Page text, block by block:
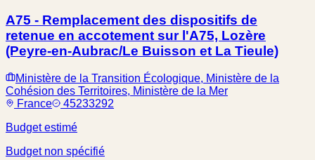
A75 - Remplacement des dispositifs de
retenue en accotement sur l'A75, Lozère
(Peyre-en-Aubrac/Le Buisson et La Tieule)
Ministère de la Transition Écologique, Ministère de la
Cohésion des Territoires, Ministère de la Mer
France
45233292
Budget estimé
Budget non spécifié